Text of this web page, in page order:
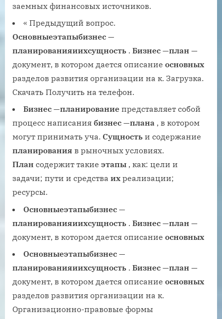
заемных финансовых источников.
« Предыдущий вопрос.
Основныеэтапыбизнес —
планированияиихсущность . Бизнес —план —
документ, в котором дается описание основных
разделов развития организации на к. Загрузка.
Скачать Получить на телефон.
Бизнес —планирование представляет собой
процесс написания бизнес —плана , в котором
могут принимать уча. Сущность и содержание
планирования в рыночных условиях.
План содержит такие этапы , как: цели и
задачи; пути и средства их реализации;
ресурсы.
Основныеэтапыбизнес —
планированияиихсущность . Бизнес —план —
документ, в котором дается описание основных
Основныеэтапыбизнес —
планированияиихсущность . Бизнес —план —
документ, в котором дается описание основных
разделов развития организации на к.
Организационно-правовые формы